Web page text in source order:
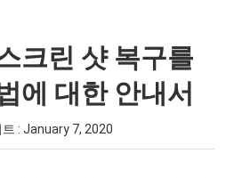
크린 샷 복구를
에 대한 안내서
트 :January 7, 2020